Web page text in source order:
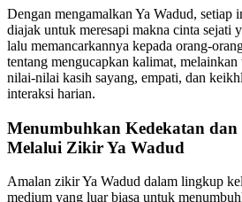
Dengan mengamalkan Ya Wadud, setiap
diajak untuk meresapi makna cinta sejati
lalu memancarkannya kepada orang-
tentang mengucapkan kalimat, melainkan
nilai-nilai kasih sayang, empati, dan
interaksi harian.
Menumbuhkan Kedekatan dan
Melalui Zikir Ya Wadud
Amalan zikir Ya Wadud dalam lingkup
medium yang luar biasa untuk